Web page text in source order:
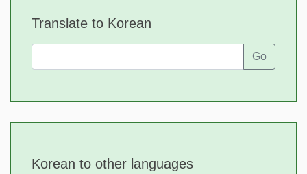
Translate to Korean
Go
Korean to other languages